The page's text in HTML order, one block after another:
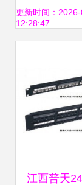
架 高效布
更新时间：
12:28:47
江西普天